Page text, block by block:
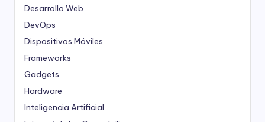
Desarrollo Web
DevOps
Dispositivos Móviles
Frameworks
Gadgets
Hardware
Inteligencia Artificial